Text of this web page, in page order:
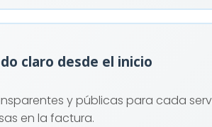
claro desde el inicio
y públicas para cada
en la factura.